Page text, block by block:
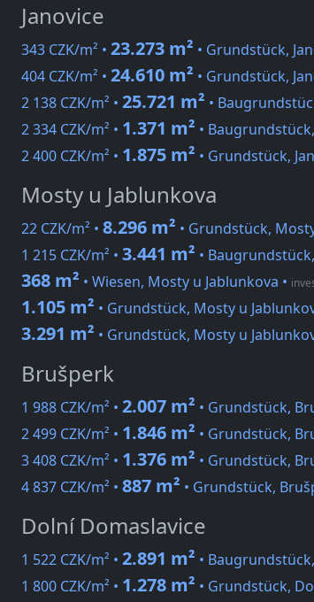
Janovice
343 CZK/m² • 23.273 m² • Grundstück,
404 CZK/m² • 24.610 m² • Grundstück,
2 138 CZK/m² • 25.721 m² •
2 334 CZK/m² • 1.371 m² •
2 400 CZK/m² • 1.875 m² • Grundstück,
Mosty u Jablunkova
22 CZK/m² • 8.296 m² • Grundstück,
1 215 CZK/m² • 3.441 m² •
368 m² • Wiesen, Mosty u Jablunkova •
1.105 m² • Grundstück, Mosty u
3.291 m² • Grundstück, Mosty u
Brušperk
1 988 CZK/m² • 2.007 m² • Grundstück,
2 499 CZK/m² • 1.846 m² • Grundstück,
3 408 CZK/m² • 1.376 m² • Grundstück,
4 837 CZK/m² • 887 m² • Grundstück,
Dolní Domaslavice
1 522 CZK/m² • 2.891 m² •
1 800 CZK/m² • 1.278 m² • Grundstück,